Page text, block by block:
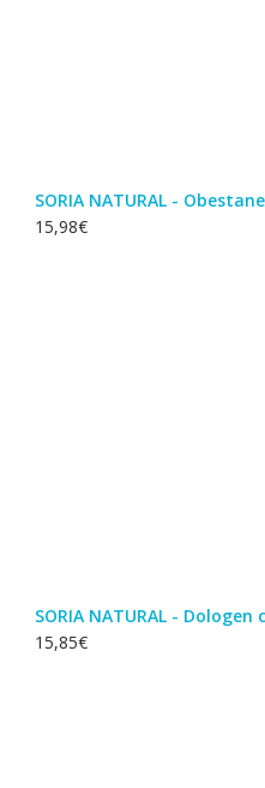
SORIA NATURAL -
15,98€
SORIA NATURAL -
15,85€